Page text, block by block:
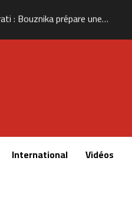
Investissement émirati : Bouznika prépare une nouvelle transformation de son front de mer
International Vidéos